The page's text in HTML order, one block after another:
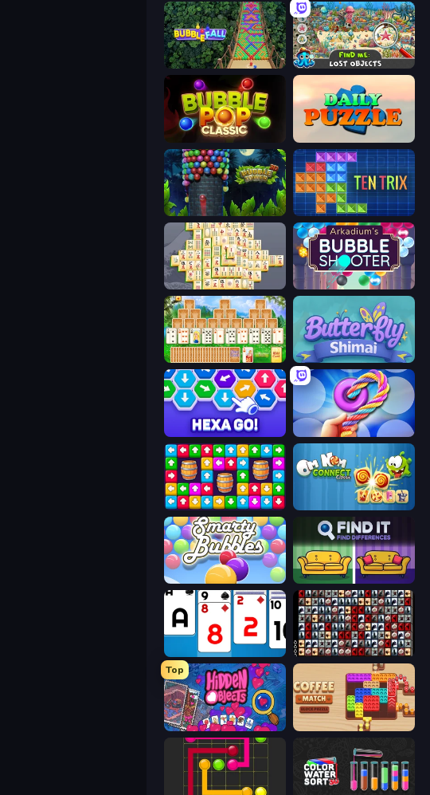
Bubble Fall Find Me: Lost Objects
Bubble Pop Classic Daily Puzzle
Bubble Tower 3D TenTrix
Mahjong Online
Magic Towers Solitaire Butterfly Shimai
Hexa GO! Twisted Tangle
Tap Away Story Om Nom Connect Classic
Smarty Bubbles Find It - Find The Differences
Social Solitaire War Mahjong
Top
Hidden Objects